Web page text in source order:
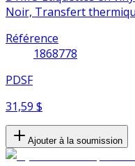
Noir, Transfert
Référence
1868778
PDSF
31,59 $
Ajouter à la soumission